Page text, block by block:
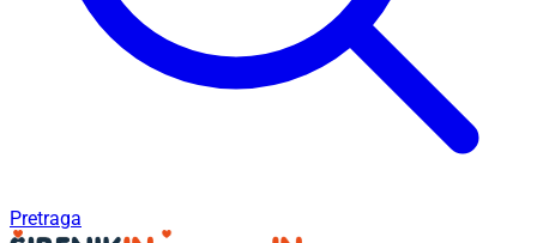
Pretraga